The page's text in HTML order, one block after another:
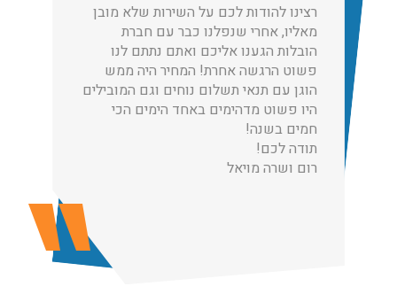
רצינו להודות לכם על השירות שלא מובן
מאליו, אחרי שנפלנו כבר עם חברת
הובלות הגענו אליכם ואתם נתתם לנו
פשוט הרגשה אחרת! המחיר היה ממש
הוגן עם תנאי תשלום נוחים וגם המובילים
היו פשוט מדהימים באחד הימים הכי
חמים בשנה!
תודה לכם!
רום ושרה מויאל
הובלות מנוף בגבעת שמואל:
שירותי הובלה עם מנוף בגבעת שמואל לכל סוגי ההובלות
החל מהובלת תכולת דירה שלמה עם מנוף ועד פריט בודד.
העברת פריטים כבדים עם מנוף בפרדס חנה ואפשרות הובלת